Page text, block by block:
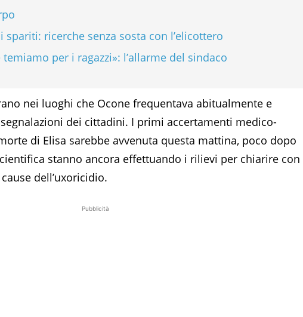
ricerche senza sosta con l’elicottero
per i ragazzi»: l’allarme del sindaco
nei luoghi che Ocone frequentava abitualmente e
dei cittadini. I primi accertamenti medico-
di Elisa sarebbe avvenuta questa mattina, poco dopo
stanno ancora effettuando i rilievi per chiarire con
dell’uxoricidio.
Pubblicità